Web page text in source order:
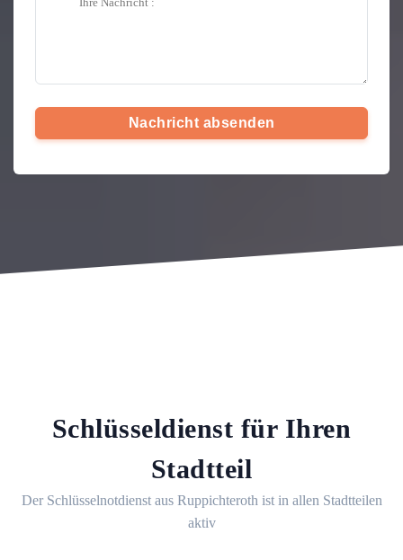
Nachricht absenden
Schlüsseldienst für Ihren
Stadtteil
Der Schlüsselnotdienst aus Ruppichteroth ist in allen Stadtteilen
aktiv